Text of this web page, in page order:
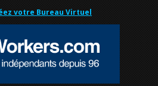
votre Bureau Virtuel